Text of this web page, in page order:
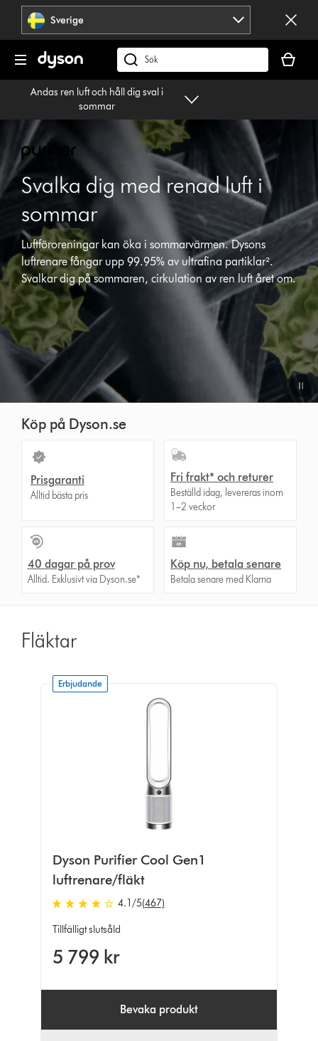
Hoppa
navigering
Sverige
Sök
på
dyson.se
är
tom
Andas ren luft och håll dig sval i
sommar
Svalka dig med renad luft i
sommar
Luftföroreningar kan öka i sommarvärmen. Dysons
luftrenare fångar upp 99.95% av ultrafina partiklar².
Svalkar dig på sommaren, cirkulation av ren luft året om.
Köp på Dyson.se
Prisgaranti
Alltid bästa pris
Fri frakt* och returer
Beställd idag, levereras inom
1–2 veckor
40 dagar på prov
Alltid. Exklusivt via Dyson.se*
Köp nu, betala senare
Betala senare med Klarna
Fläktar
Erbjudande
Dyson Purifier Cool Gen1
luftrenare/fläkt
4.1
stjärnor
5
467
4.1 /5(467)
Tillfälligt slutsåld
5 799 kr
Bevaka produkt